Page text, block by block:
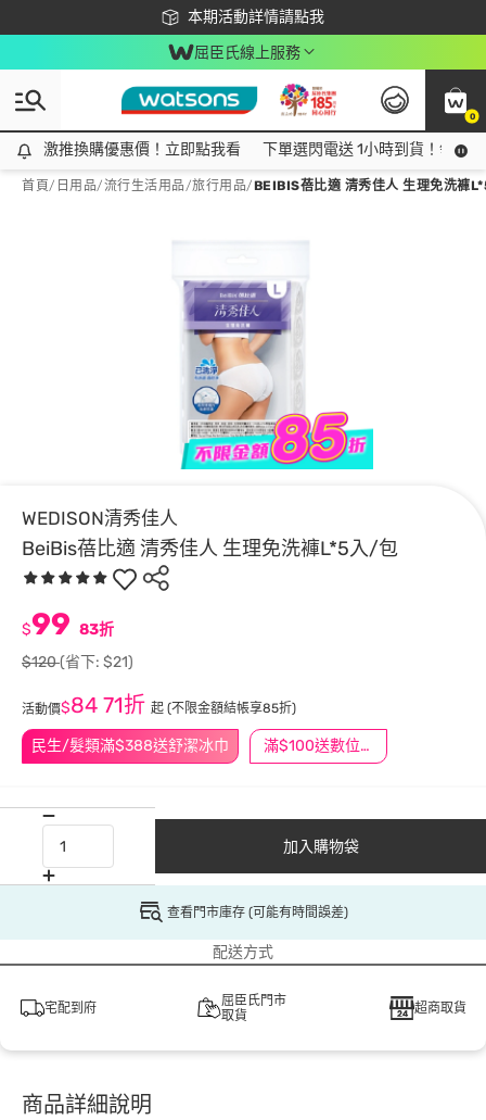
本期活動詳情請點我
下載app最高回饋$350
屈臣氏線上服務
0
激推換購優惠價！立即點我看
激推換購優惠價！立即點我看 下單選閃電送 1小時到貨！領神
首頁/ 日用品/流行生活用品/旅行用品/BEIBIS蓓比適 清秀佳人 生理免洗褲
WEDISON清秀佳人
BeiBis蓓比適 清秀佳人 生理免洗褲L*5入/包
民生/髮類滿$388送舒潔冰巾 滿$100送數位印花
$99 83折
$120(省下: $21)
活動價$84 71折 起 (不限金額結帳享85折)
加入購物袋
查看門市庫存 (可能有時間誤差)
配送方式
宅配到府
屈臣氏門市
取貨
超商取貨
商品詳細說明